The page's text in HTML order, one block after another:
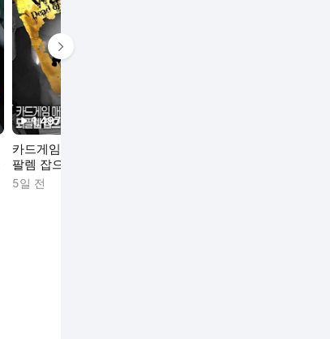
1,497
카드게임 매장 턴 되
팔렘 잡으면 900만
원
5일 전